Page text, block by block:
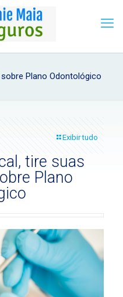
Plano Odontológico
Exibir tudo
tire suas
Plano